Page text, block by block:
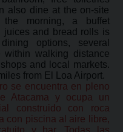
also dine at the on-site
morning, a buffet
juices and bread rolls is
options, several
within walking distance
and local markets.
from El Loa Airport.
se encuentra en pleno
Atacama y ocupa un
construido con roca
con piscina al aire libre,
y bar. Todas las